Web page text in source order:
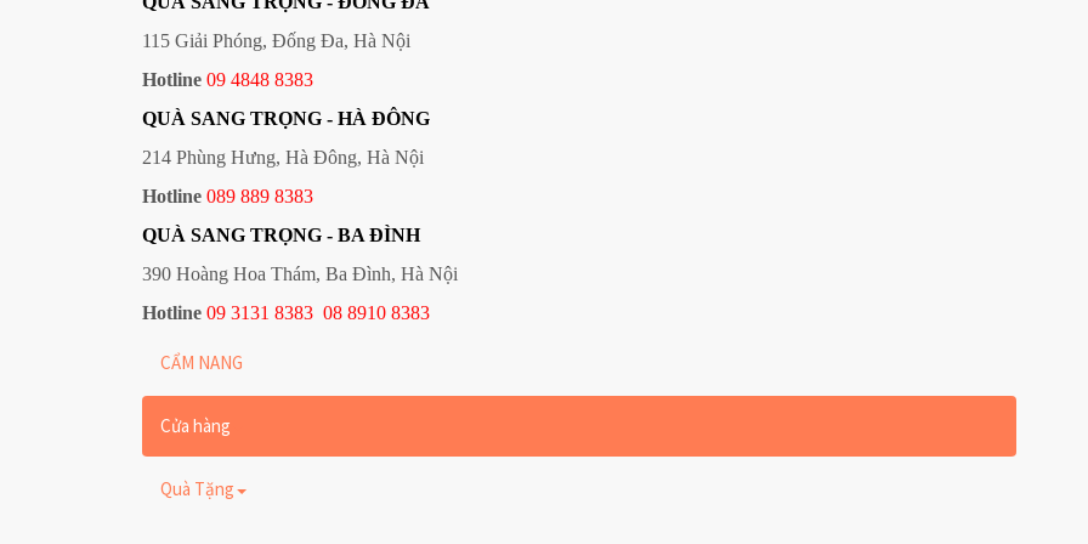
115 Giải Phóng, Đống Đa, Hà Nội
Hotline 09 4848 8383
QUÀ SANG TRỌNG - HÀ ĐÔNG
214 Phùng Hưng, Hà Đông, Hà Nội
Hotline 089 889 8383
QUÀ SANG TRỌNG - BA ĐÌNH
390 Hoàng Hoa Thám, Ba Đình, Hà Nội
Hotline 09 3131 8383 08 8910 8383
CẨM NANG
Cửa hàng
Quà Tặng